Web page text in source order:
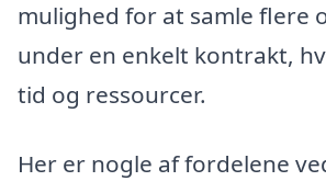
mulighed for at samle flere
under en enkelt kontrakt,
tid og ressourcer.
Her er nogle af fordelene